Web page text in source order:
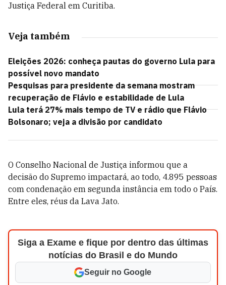
Justiça Federal em Curitiba.
Veja também
Eleições 2026: conheça pautas do governo Lula para
possível novo mandato
Pesquisas para presidente da semana mostram
recuperação de Flávio e estabilidade de Lula
Lula terá 27% mais tempo de TV e rádio que Flávio
Bolsonaro; veja a divisão por candidato
O Conselho Nacional de Justiça informou que a
decisão do Supremo impactará, ao todo, 4.895 pessoas
com condenação em segunda instância em todo o País.
Entre eles, réus da Lava Jato.
Siga a Exame e fique por dentro das últimas
notícias do Brasil e do Mundo
Seguir no Google